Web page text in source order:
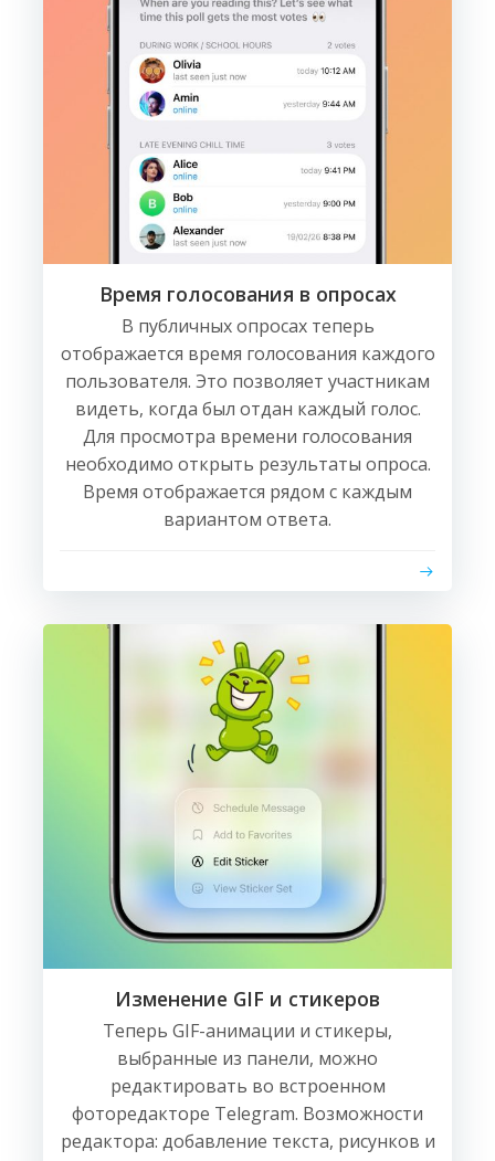
Время голосования в опросах
В публичных опросах теперь
отображается время голосования каждого
пользователя. Это позволяет участникам
видеть, когда был отдан каждый голос.
Для просмотра времени голосования
необходимо открыть результаты опроса.
Время отображается рядом с каждым
вариантом ответа.
Изменение GIF и стикеров
Теперь GIF-анимации и стикеры,
выбранные из панели, можно
редактировать во встроенном
фоторедакторе Telegram. Возможности
редактора: добавление текста, рисунков и